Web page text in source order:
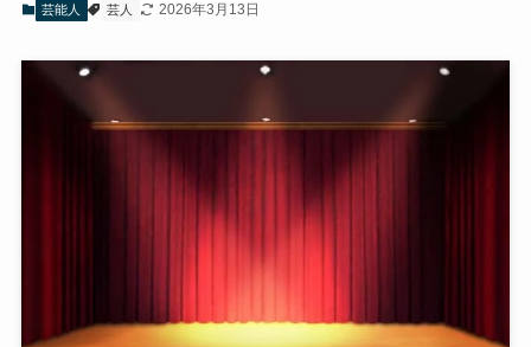
芸能人 芸人 2026年3月13日